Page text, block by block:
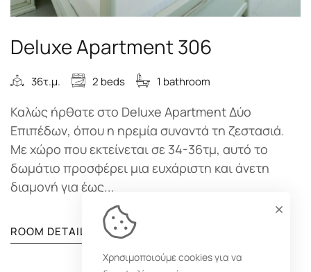
Deluxe Apartment 306
36τ.μ. 2 beds 1 bathroom
Καλώς ήρθατε στο Deluxe Apartment Δύο
Επιπέδων, όπου η ηρεμία συναντά τη ζεστασιά.
Με χώρο που εκτείνεται σε 34-36τμ, αυτό το
δωμάτιο προσφέρει μια ευχάριστη και άνετη
διαμονή για έως...
ROOM DETAIL
Χρησιμοποιούμε cookies για να